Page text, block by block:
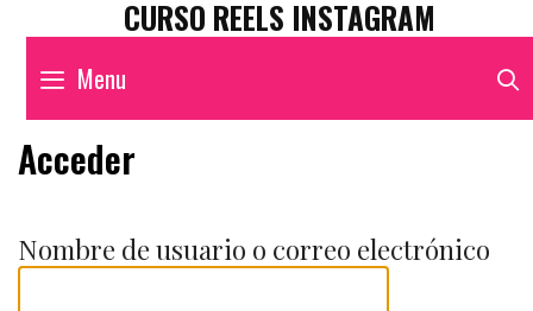
content
CURSO REELS INSTAGRAM
Menu
Acceder
Nombre de usuario o correo electrónico